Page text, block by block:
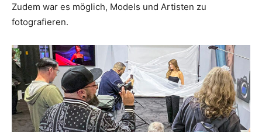
Zudem war es möglich, Models und Artisten zu
fotografieren.